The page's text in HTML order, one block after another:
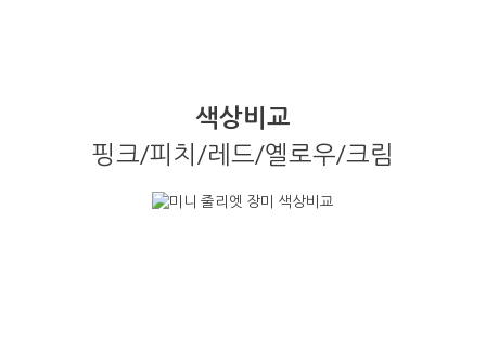
색상비교
핑크/피치/레드/옐로우/크림